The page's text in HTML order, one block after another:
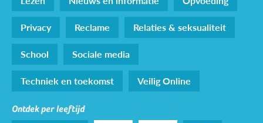
Privacy
Reclame
Relaties & seksualiteit
School
Sociale media
Techniek en toekomst
Veilig Online
Ontdek per leeftijd